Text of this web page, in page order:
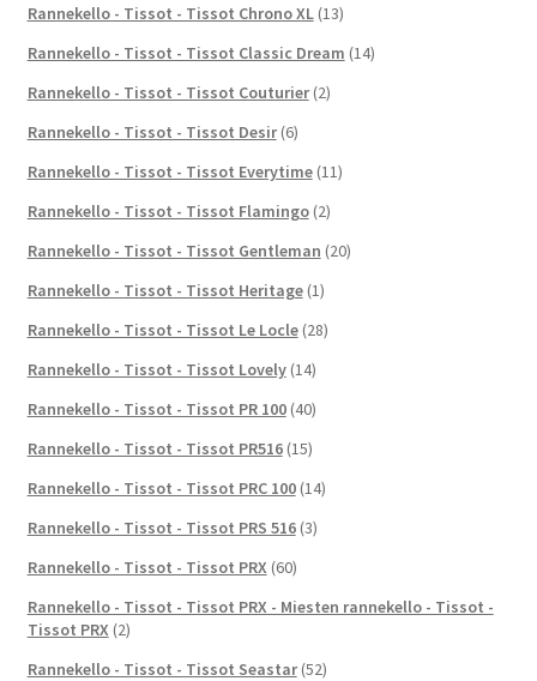
Rannekello - Tissot - Tissot Chrono XL (13)
Rannekello - Tissot - Tissot Classic Dream (14)
Rannekello - Tissot - Tissot Couturier (2)
Rannekello - Tissot - Tissot Desir (6)
Rannekello - Tissot - Tissot Everytime (11)
Rannekello - Tissot - Tissot Flamingo (2)
Rannekello - Tissot - Tissot Gentleman (20)
Rannekello - Tissot - Tissot Heritage (1)
Rannekello - Tissot - Tissot Le Locle (28)
Rannekello - Tissot - Tissot Lovely (14)
Rannekello - Tissot - Tissot PR 100 (40)
Rannekello - Tissot - Tissot PR516 (15)
Rannekello - Tissot - Tissot PRC 100 (14)
Rannekello - Tissot - Tissot PRS 516 (3)
Rannekello - Tissot - Tissot PRX (60)
Rannekello - Tissot - Tissot PRX - Miesten rannekello - Tissot -
Tissot PRX (2)
Rannekello - Tissot - Tissot Seastar (52)